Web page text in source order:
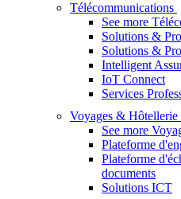
Télécommunications
See more
Solutions &
Solutions &
Intelligent
IoT Connect
Services
Voyages & Hôtellerie
See more
Plateforme
Plateforme
documents
Solutions ICT